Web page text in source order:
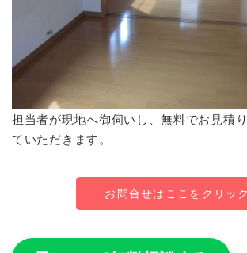
担当者が現地へ御伺いし、無料でお見積
ていただきます。
お問合せはここをクリック